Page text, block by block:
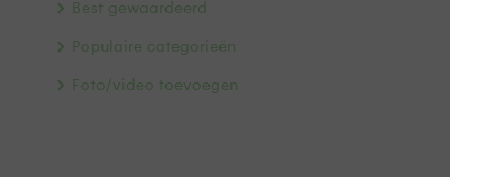
Best gewaardeerd
Populaire categorieën
Foto/video toevoegen